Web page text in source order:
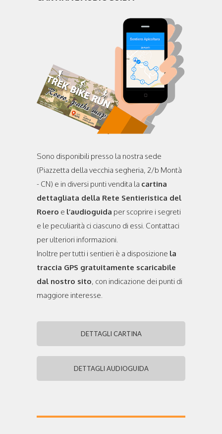
Sono disponibili presso la nostra sede
(Piazzetta della vecchia segheria, 2/b Montà
- CN) e in diversi punti vendita la cartina
dettagliata della Rete Sentieristica del
Roero e l’audioguida per scoprire i segreti
e le peculiarità ci ciascuno di essi. Contattaci
per ulteriori informazioni.
Inoltre per tutti i sentieri è a disposizione la
traccia GPS gratuitamente scaricabile
dal nostro sito, con indicazione dei punti di
maggiore interesse.
DETTAGLI CARTINA
DETTAGLI AUDIOGUIDA